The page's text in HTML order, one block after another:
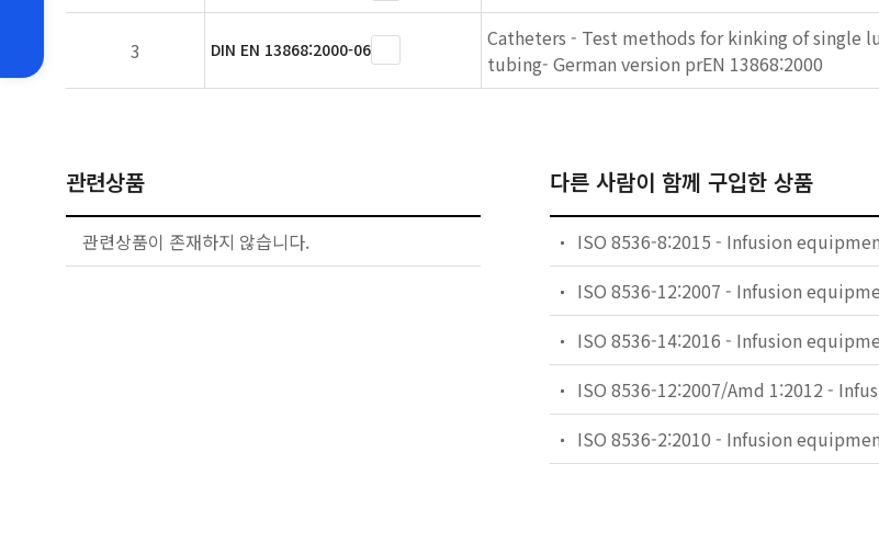
3 DIN EN 13868:2000-06
Catheters - Test methods for kinking of single
tubing- German version prEN 13868:2000
관련상품
관련상품이 존재하지 않습니다.
다른 사람이 함께 구입한 상품